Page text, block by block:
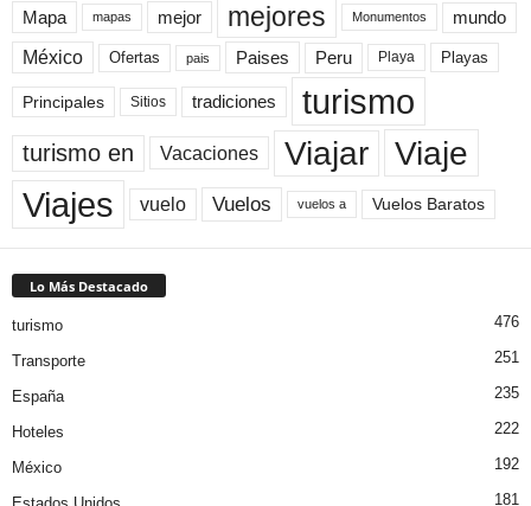
Mapa mapas mejor mejores Monumentos mundo
México Ofertas pais Paises Peru Playa Playas
Principales Sitios tradiciones turismo
turismo en Vacaciones Viajar Viaje
Viajes vuelo Vuelos vuelos a Vuelos Baratos
Lo Más Destacado
turismo 476
Transporte 251
España 235
Hoteles 222
México 192
181